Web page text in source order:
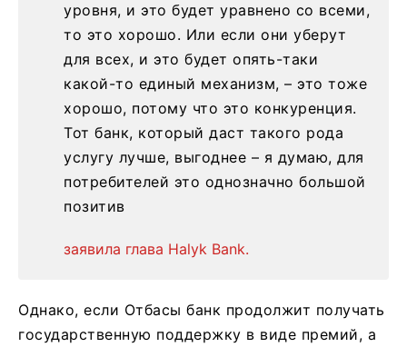
уровня, и это будет уравнено со всеми,
то это хорошо. Или если они уберут
для всех, и это будет опять-таки
какой-то единый механизм, – это тоже
хорошо, потому что это конкуренция.
Тот банк, который даст такого рода
услугу лучше, выгоднее – я думаю, для
потребителей это однозначно большой
позитив
заявила глава Halyk Bank.
Однако, если Отбасы банк продолжит получать
государственную поддержку в виде премий, а